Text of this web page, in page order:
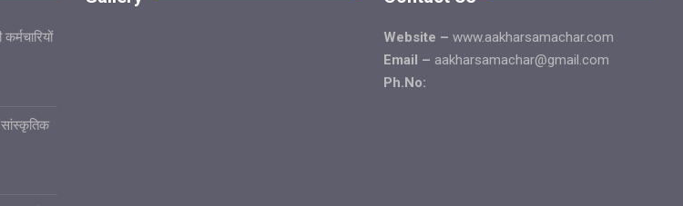
सांस्कृतिक
Website – www.aakharsamachar.com
Email – aakharsamachar@gmail.com
Ph.No: